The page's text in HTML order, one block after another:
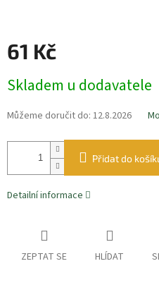
61 Kč
cena:
Skladem u dodavatele
Můžeme doručit do: 12.8.2026
Přidat do
Detailní informace
ZEPTAT SE HLÍDAT